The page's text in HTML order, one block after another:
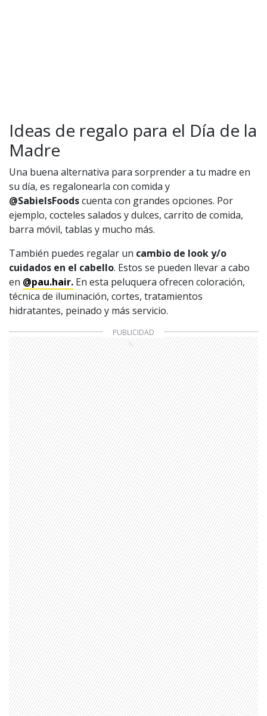
Ideas de regalo para el Día de la
Madre
Una buena alternativa para sorprender a tu madre en
su día, es regalonearla con comida y
@SabielsFoodscuenta con grandes opciones. Por
ejemplo, cocteles salados y dulces, carrito de comida,
barra móvil, tablas y mucho más.
También puedes regalar un cambio de look y/o
cuidados en el cabello. Estos se pueden llevar a cabo
en @pau.hair. En esta peluquera ofrecen coloración,
técnica de iluminación, cortes, tratamientos
hidratantes, peinado y más servicio.